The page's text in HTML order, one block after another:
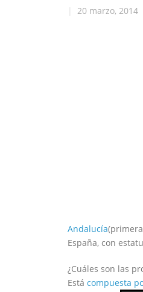
20 marzo, 2014
Andalucía
España, con
¿Cuáles son las
Está compuesta